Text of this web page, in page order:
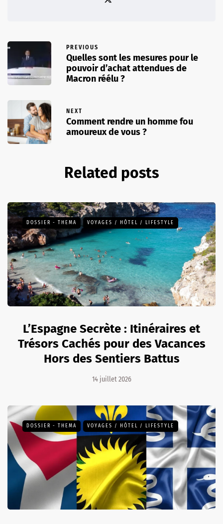
PREVIOUS
Quelles sont les mesures pour le
pouvoir d’achat attendues de
Macron réélu ?
NEXT
Comment rendre un homme fou
amoureux de vous ?
Related posts
DOSSIER - THEMA VOYAGES / HÔTEL / LIFESTYLE
L’Espagne Secrète : Itinéraires et
Trésors Cachés pour des Vacances
Hors des Sentiers Battus
14 juillet 2026
DOSSIER - THEMA VOYAGES / HÔTEL / LIFESTYLE